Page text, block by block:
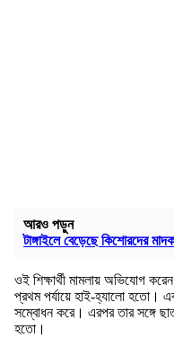
আরও পড়ুন
টাঙ্গাইলে বেড়েছে কিশোরদের
ওই শিক্ষার্থী মামলায় অভিযোগ
প্রথম পর্যায়ে হাই-হ্যালো হতো।
সম্বোধন করে। এরপর তার সঙ্গে
হতো।